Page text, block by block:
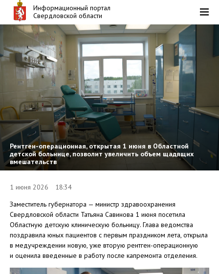
Информационный портал
Свердловской области
Рентген-операционная, открытая 1 июня в Областной
детской больнице, позволит увеличить объем щадящих
вмешательств
1 июня 2026 18:34
Заместитель губернатора — министр здравоохранения
Свердловской области Татьяна Савинова 1 июня посетила
Областную детскую клиническую больницу. Глава ведомства
поздравила юных пациентов с первым праздником лета, открыла
в медучреждении новую, уже вторую рентген-операционную
и оценила введенные в работу после капремонта отделения.